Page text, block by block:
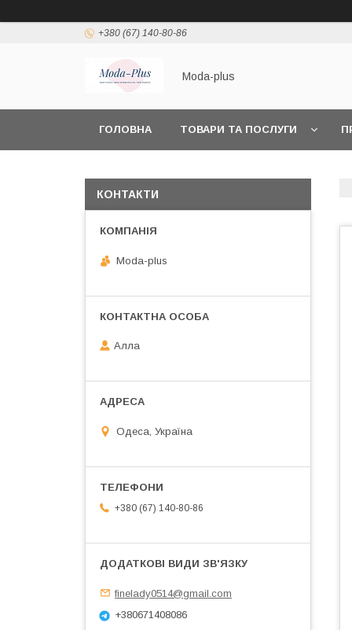
+380 (67) 140-80-86
Moda-plus
ГОЛОВНА ТОВАРИ ТА ПОСЛУГИ
КОНТАКТИ
Moda-plus
Алла
Одеса, Україна
+380 (67) 140-80-86
finelady0514@gmail.com
+380671408086